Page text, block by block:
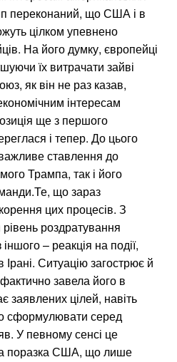
переконаний, що США і в
цілком упевнено
На його думку, європейці
їх витрачати зайві
як він не раз казав,
інтересам
ще з першого
і тепер. До цього
ставлення до
Трампа, так і його
що зараз
цих процесів. З
роздратування
– реакція на події,
Ситуацію загострює й
завела його в
заявлених цілей, навіть
сформулювати серед
У певному сенсі це
поразка США, що лише